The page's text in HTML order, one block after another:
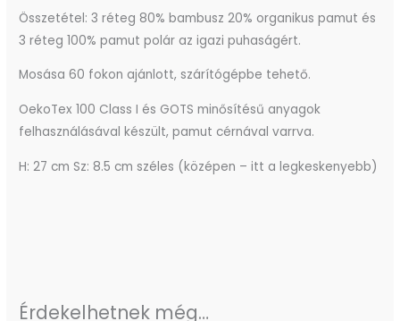
Összetétel: 3 réteg 80% bambusz 20% organikus pamut és
3 réteg 100% pamut polár az igazi puhaságért.
Mosása 60 fokon ajánlott, szárítógépbe tehető.
OekoTex 100 Class I és GOTS minősítésű anyagok
felhasználásával készült, pamut cérnával varrva.
H: 27 cm Sz: 8.5 cm széles (középen – itt a legkeskenyebb)
Érdekelhetnek még…